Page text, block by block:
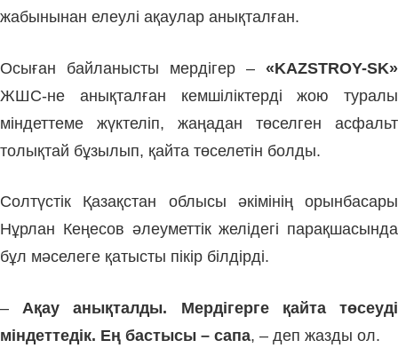
жабынынан елеулі ақаулар анықталған.
Осыған байланысты мердігер – «KAZSTROY-SK»
ЖШС-не анықталған кемшіліктерді жою туралы
міндеттеме жүктеліп, жаңадан төселген асфальт
толықтай бұзылып, қайта төселетін болды.
Солтүстік Қазақстан облысы әкімінің орынбасары
Нұрлан Кеңесов әлеуметтік желідегі парақшасында
бұл мәселеге қатысты пікір білдірді.
– Ақау анықталды. Мердігерге қайта төсеуді
міндеттедік. Ең бастысы – сапа, – деп жазды ол.